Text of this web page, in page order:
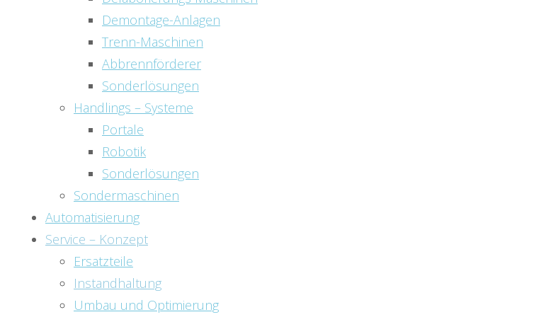
Demontage-Anlagen
Trenn-Maschinen
Abbrennförderer
Sonderlösungen
Handlings – Systeme
Portale
Robotik
Sonderlösungen
Sondermaschinen
Automatisierung
Service – Konzept
Ersatzteile
Instandhaltung
Umbau und Optimierung